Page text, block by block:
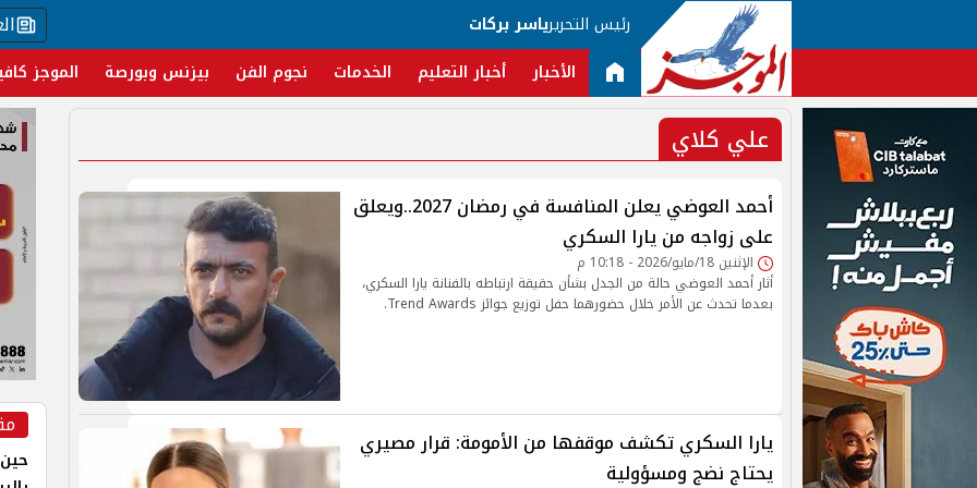
رئيس التحريرياسر بركات
الأخبار أخبار التعليم الخدمات نجوم الفن بيزنس وبورصة الموجز
علي كلاي
أحمد العوضي يعلن المنافسة في رمضان 2027..ويعلق
على زواجه من يارا السكري
الإثنين 18/مايو/2026 - 10:18 م
أثار أحمد العوضي حالة من الجدل بشأن حقيقة ارتباطه بالفنانة يارا السكري،
بعدما تحدث عن الأمر خلال حضورهما حفل توزيع جوائز Trend Awards.
يارا السكري تكشف موقفها من الأمومة: قرار مصيري
يحتاج نضج ومسؤولية